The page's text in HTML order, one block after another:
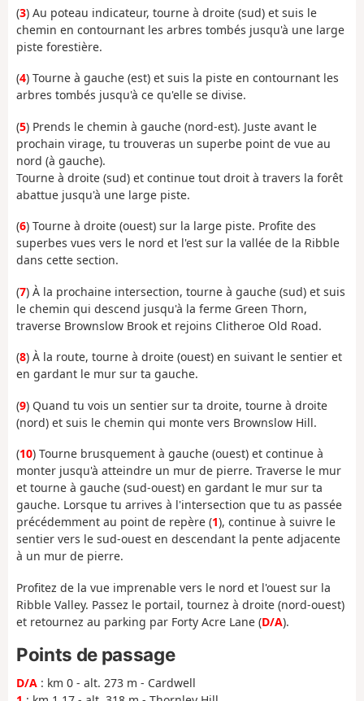
(3) Au poteau indicateur, tourne à droite (sud) et suis le
chemin en contournant les arbres tombés jusqu'à une large
piste forestière.
(4) Tourne à gauche (est) et suis la piste en contournant les
arbres tombés jusqu'à ce qu'elle se divise.
(5) Prends le chemin à gauche (nord-est). Juste avant le
prochain virage, tu trouveras un superbe point de vue au
nord (à gauche).
Tourne à droite (sud) et continue tout droit à travers la forêt
abattue jusqu'à une large piste.
(6) Tourne à droite (ouest) sur la large piste. Profite des
superbes vues vers le nord et l'est sur la vallée de la Ribble
dans cette section.
(7) À la prochaine intersection, tourne à gauche (sud) et suis
le chemin qui descend jusqu'à la ferme Green Thorn,
traverse Brownslow Brook et rejoins Clitheroe Old Road.
(8) À la route, tourne à droite (ouest) en suivant le sentier et
en gardant le mur sur ta gauche.
(9) Quand tu vois un sentier sur ta droite, tourne à droite
(nord) et suis le chemin qui monte vers Brownslow Hill.
(10) Tourne brusquement à gauche (ouest) et continue à
monter jusqu'à atteindre un mur de pierre. Traverse le mur
et tourne à gauche (sud-ouest) en gardant le mur sur ta
gauche. Lorsque tu arrives à l'intersection que tu as passée
précédemment au point de repère (1), continue à suivre le
sentier vers le sud-ouest en descendant la pente adjacente
à un mur de pierre.
Profitez de la vue imprenable vers le nord et l'ouest sur la
Ribble Valley. Passez le portail, tournez à droite (nord-ouest)
et retournez au parking par Forty Acre Lane (D/A).
Points de passage
D/A : km 0 - alt. 273 m - Cardwell